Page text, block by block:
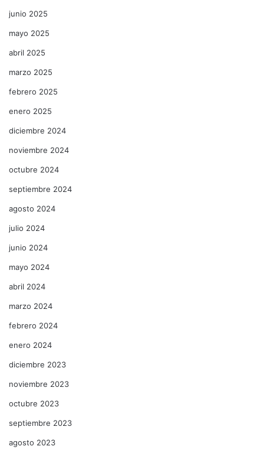
junio 2025
mayo 2025
abril 2025
marzo 2025
febrero 2025
enero 2025
diciembre 2024
noviembre 2024
octubre 2024
septiembre 2024
agosto 2024
julio 2024
junio 2024
mayo 2024
abril 2024
marzo 2024
febrero 2024
enero 2024
diciembre 2023
noviembre 2023
octubre 2023
septiembre 2023
agosto 2023